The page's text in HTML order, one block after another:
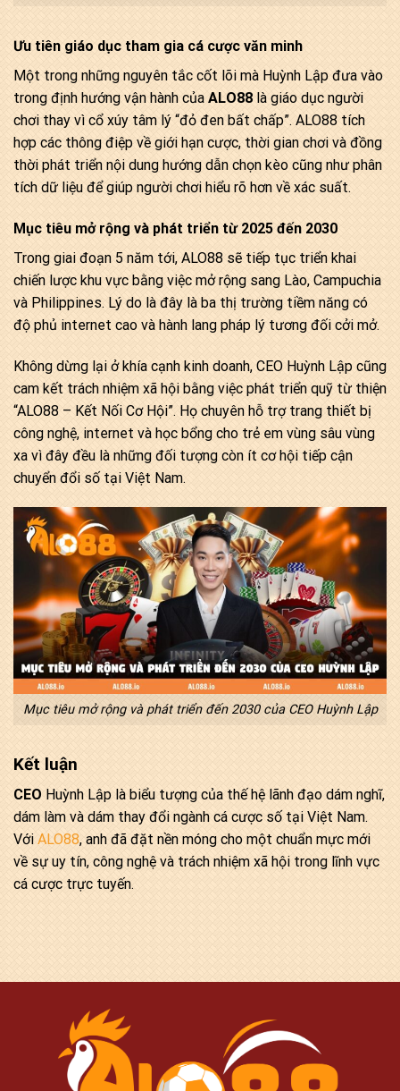
Ưu tiên giáo dục tham gia cá cược văn minh
Một trong những nguyên tắc cốt lõi mà Huỳnh Lập đưa vào
trong định hướng vận hành của ALO88 là giáo dục người
chơi thay vì cổ xúy tâm lý “đỏ đen bất chấp”. ALO88 tích
hợp các thông điệp về giới hạn cược, thời gian chơi và đồng
thời phát triển nội dung hướng dẫn chọn kèo cũng như phân
tích dữ liệu để giúp người chơi hiểu rõ hơn về xác suất.
Mục tiêu mở rộng và phát triển từ 2025 đến 2030
Trong giai đoạn 5 năm tới, ALO88 sẽ tiếp tục triển khai
chiến lược khu vực bằng việc mở rộng sang Lào, Campuchia
và Philippines. Lý do là đây là ba thị trường tiềm năng có
độ phủ internet cao và hành lang pháp lý tương đối cởi mở.
Không dừng lại ở khía cạnh kinh doanh, CEO Huỳnh Lập cũng
cam kết trách nhiệm xã hội bằng việc phát triển quỹ từ thiện
“ALO88 – Kết Nối Cơ Hội”. Họ chuyên hỗ trợ trang thiết bị
công nghệ, internet và học bổng cho trẻ em vùng sâu vùng
xa vì đây đều là những đối tượng còn ít cơ hội tiếp cận
chuyển đổi số tại Việt Nam.
Mục tiêu mở rộng và phát triển đến 2030 của CEO Huỳnh Lập
Kết luận
CEO Huỳnh Lập là biểu tượng của thế hệ lãnh đạo dám nghĩ,
dám làm và dám thay đổi ngành cá cược số tại Việt Nam.
Với ALO88, anh đã đặt nền móng cho một chuẩn mực mới
về sự uy tín, công nghệ và trách nhiệm xã hội trong lĩnh vực
cá cược trực tuyến.